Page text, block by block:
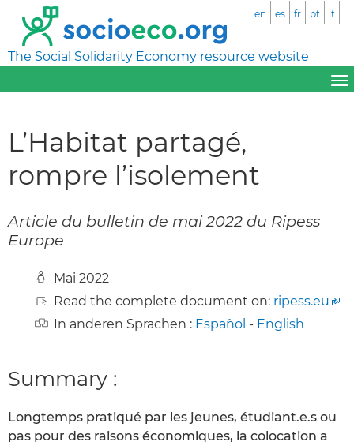
The Social Solidarity Economy resource website
en es fr pt it
L’Habitat partagé,
rompre l’isolement
Article du bulletin de mai 2022 du Ripess
Europe
Mai 2022
Read the complete document on: ripess.eu
In anderen Sprachen : Español - English
Summary :
Longtemps pratiqué par les jeunes, étudiant.e.s ou
pas pour des raisons économiques, la colocation a